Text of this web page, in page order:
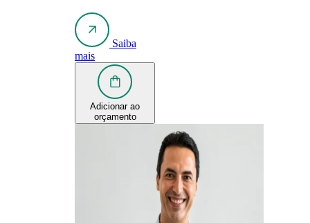
Saiba
mais
Adicionar ao
orçamento